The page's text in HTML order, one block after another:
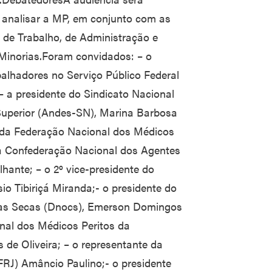
a MP, em conjunto com as
Trabalho, de Administração e
convidados: – o
no Serviço Público Federal
presidente do Sindicato Nacional
(Andes-SN), Marina Barbosa
Federação Nacional dos Médicos
Nacional dos Agentes
– o 2º vice-presidente do
Tibiriçá Miranda;- o presidente do
Secas (Dnocs), Emerson Domingos
dos Médicos Peritos da
de Oliveira; – o representante da
Amâncio Paulino;- o presidente